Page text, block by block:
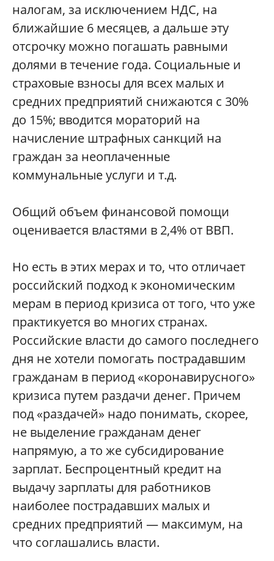
налогам, за исключением НДС, на
ближайшие 6 месяцев, а дальше эту
отсрочку можно погашать равными
долями в течение года. Социальные и
страховые взносы для всех малых и
средних предприятий снижаются с 30%
до 15%; вводится мораторий на
начисление штрафных санкций на
граждан за неоплаченные
коммунальные услуги и т.д.
Общий объем финансовой помощи
оценивается властями в 2,4% от ВВП.
Но есть в этих мерах и то, что отличает
российский подход к экономическим
мерам в период кризиса от того, что уже
практикуется во многих странах.
Российские власти до самого последнего
дня не хотели помогать пострадавшим
гражданам в период «коронавирусного»
кризиса путем раздачи денег. Причем
под «раздачей» надо понимать, скорее,
не выделение гражданам денег
напрямую, а то же субсидирование
зарплат. Беспроцентный кредит на
выдачу зарплаты для работников
наиболее пострадавших малых и
средних предприятий — максимум, на
что соглашались власти.